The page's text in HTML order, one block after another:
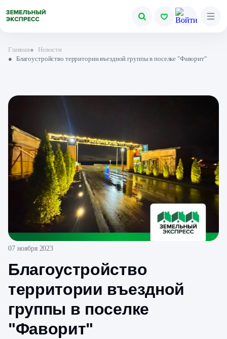
Главная●
Новости
● Благоустройство территории въездной группы в поселке "Фаворит"
07 ноября 2023
Благоустройство
территории въездной
группы в поселке
"Фаворит"